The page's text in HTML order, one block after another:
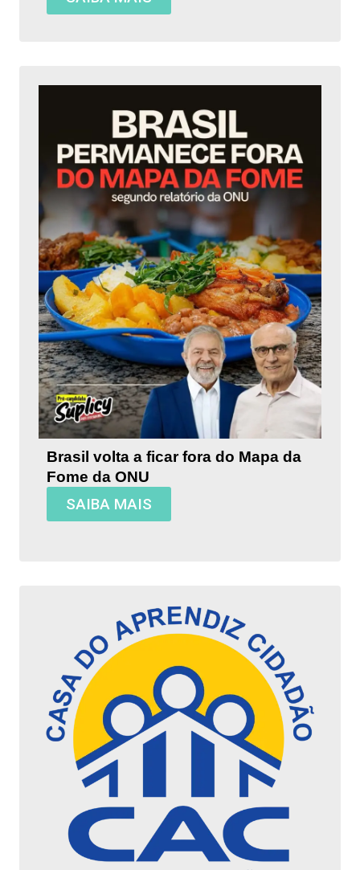
Brasil volta a ficar fora do Mapa da
Fome da ONU
SAIBA MAIS